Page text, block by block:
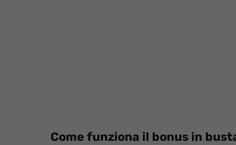
Come funziona il bonus in